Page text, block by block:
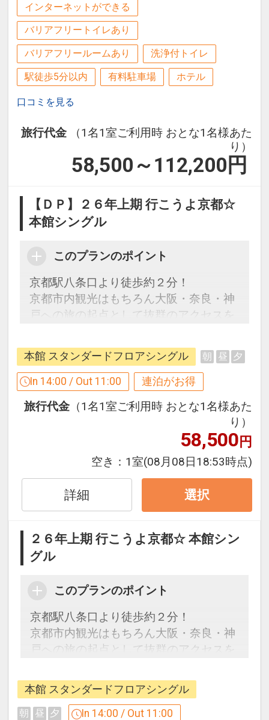
インターネットができる
バリアフリートイレあり
バリアフリールームあり 洗浄付トイレ
駅徒歩5分以内 有料駐車場 ホテル
口コミを見る
旅行代金
（1名1室ご利用時 おとな1名様あた
り）
58,500～112,200 円
【ＤＰ】２６年上期 行こうよ京都☆
本館シングル
このプランのポイント
京都駅八条口より徒歩約２分！
京都市内観光はもちろん大阪・奈良・神
戸への旅の起点として抜群のアクセスを
【連泊するとお得】連泊割引がございま
す
１泊目より１泊につきおひとり様 ５００
※割引適用後のご旅行代金は、カレンダ
ーからお進みいただいた後表示される
「空室照会結果確認画面」でご確認くだ
さい。
氏名・客室タイプ・食事条件・プラン同
一であることが割引適用の条件となりま
をご用意しています
●「食事なしプラン」と「朝食付プラ
件】の項目でご確認のうえ、予約にお進
みください。
本館 スタンダードフロアシングル 朝 昼 夕
In 14:00 / Out 11:00 連泊がお得
旅行代金 （1名1室ご利用時 おとな1名様あた
り）
58,500円
空き： 1室(08月08日18:53時点)
詳細 選択
２６年上期 行こうよ京都☆ 本館シン
グル
このプランのポイント
京都駅八条口より徒歩約２分！
京都市内観光はもちろん大阪・奈良・神
戸への旅の起点として抜群のアクセスを
【連泊するとお得】連泊割引がございま
す
本館 スタンダードフロアシングル
朝 昼 夕 In 14:00 / Out 11:00